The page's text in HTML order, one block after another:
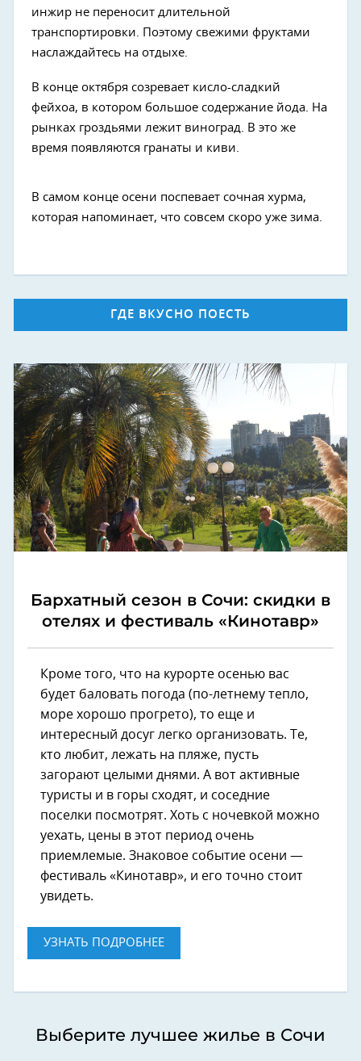
инжир не переносит длительной
транспортировки. Поэтому свежими фруктами
наслаждайтесь на отдыхе.
В конце октября созревает кисло-сладкий
фейхоа, в котором большое содержание йода. На
рынках гроздьями лежит виноград. В это же
время появляются гранаты и киви.
В самом конце осени поспевает сочная хурма,
которая напоминает, что совсем скоро уже зима.
ГДЕ ВКУСНО ПОЕСТЬ
Бархатный сезон в Сочи: скидки в
отелях и фестиваль «Кинотавр»
Кроме того, что на курорте осенью вас
будет баловать погода (по-летнему тепло,
море хорошо прогрето), то еще и
интересный досуг легко организовать. Те,
кто любит, лежать на пляже, пусть
загорают целыми днями. А вот активные
туристы и в горы сходят, и соседние
поселки посмотрят. Хоть с ночевкой можно
уехать, цены в этот период очень
приемлемые. Знаковое событие осени —
фестиваль «Кинотавр», и его точно стоит
увидеть.
УЗНАТЬ ПОДРОБНЕЕ
Выберите лучшее жилье в Сочи